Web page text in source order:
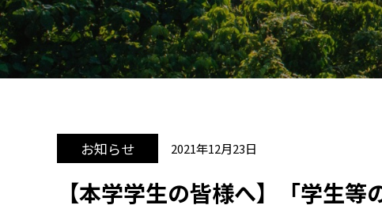
お知らせ 2021年12月23日
【本学学生の皆様へ】「学生